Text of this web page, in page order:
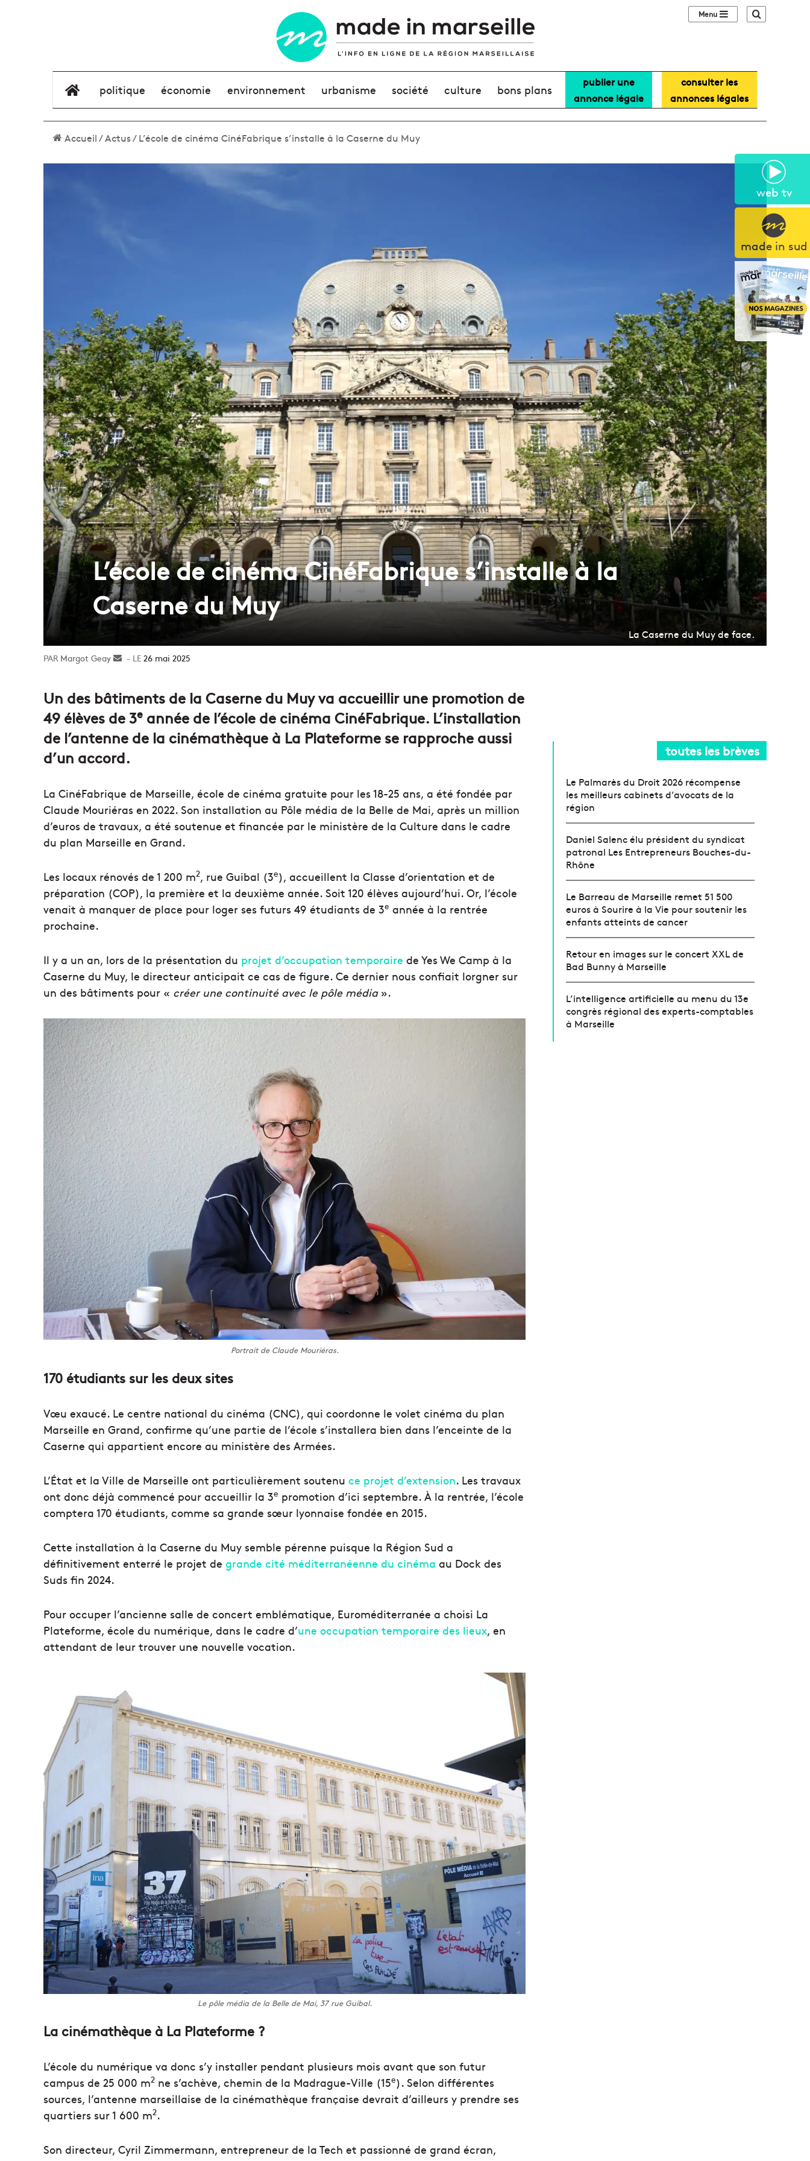
web tv
made in sud
Sidebar (barre
élément de menu
politique économie environnement urbanisme société culture bons plans
publier une
annonce légale
consulter les
annonces légales
Accueil/Actus/L’école de cinéma CinéFabrique s’installe à la Caserne du Muy
L’école de cinéma CinéFabrique s’installe à la
Caserne du Muy
La Caserne du Muy de face.
Margot Geay
Envoyer26 mai 2025
Un des bâtiments de la Caserne du Muy va accueillir une promotion de
49 élèves de 3e année de l’école de cinéma CinéFabrique. L’installation
de l’antenne de la cinémathèque à La Plateforme se rapproche aussi
d’un accord.
La CinéFabrique de Marseille, école de cinéma gratuite pour les 18-25 ans, a été fondée par
Claude Mouriéras en 2022. Son installation au Pôle média de la Belle de Mai, après un million
d’euros de travaux, a été soutenue et financée par le ministère de la Culture dans le cadre
du plan Marseille en Grand.
Les locaux rénovés de 1 200 m2, rue Guibal (3e), accueillent la Classe d’orientation et de
préparation (COP), la première et la deuxième année. Soit 120 élèves aujourd’hui. Or, l’école
venait à manquer de place pour loger ses futurs 49 étudiants de 3e année à la rentrée
prochaine.
Il y a un an, lors de la présentation du projet d’occupation temporaire de Yes We Camp à la
Caserne du Muy, le directeur anticipait ce cas de figure. Ce dernier nous confiait lorgner sur
un des bâtiments pour « créer une continuité avec le pôle média».
Portrait de Claude Mouriéras.
170 étudiants sur les deux sites
Vœu exaucé. Le centre national du cinéma (CNC), qui coordonne le volet cinéma du plan
Marseille en Grand, confirme qu’une partie de l’école s’installera bien dans l’enceinte de la
Caserne qui appartient encore au ministère des Armées.
L’État et la Ville de Marseille ont particulièrement soutenu ce projet d’extension. Les travaux
ont donc déjà commencé pour accueillir la 3e promotion d’ici septembre. À la rentrée, l’école
comptera 170 étudiants, comme sa grande sœur lyonnaise fondée en 2015.
Cette installation à la Caserne du Muy semble pérenne puisque la Région Sud a
définitivement enterré le projet de grande cité méditerranéenne du cinéma au Dock des
Suds fin 2024.
Pour occuper l’ancienne salle de concert emblématique, Euroméditerranée a choisi La
Plateforme, école du numérique, dans le cadre d’une occupation temporaire des lieux, en
attendant de leur trouver une nouvelle vocation.
Le pôle média de la Belle de Mai, 37 rue Guibal.
La cinémathèque à La Plateforme ?
L’école du numérique va donc s’y installer pendant plusieurs mois avant que son futur
campus de 25 000 m2 ne s’achève, chemin de la Madrague-Ville (15e). Selon différentes
sources, l’antenne marseillaise de la cinémathèque française devrait d’ailleurs y prendre ses
quartiers sur 1 600 m2.
Son directeur, Cyril Zimmermann, entrepreneur de la Tech et passionné de grand écran,
toutes les brèves
Le Palmarès du Droit 2026 récompense
les meilleurs cabinets d’avocats de la
région
Daniel Salenc élu président du syndicat
patronal Les Entrepreneurs Bouches-du-
Rhône
Le Barreau de Marseille remet 51 500
euros à Sourire à la Vie pour soutenir les
enfants atteints de cancer
Retour en images sur le concert XXL de
Bad Bunny à Marseille
L’intelligence artificielle au menu du 13e
congrès régional des experts-comptables
à Marseille